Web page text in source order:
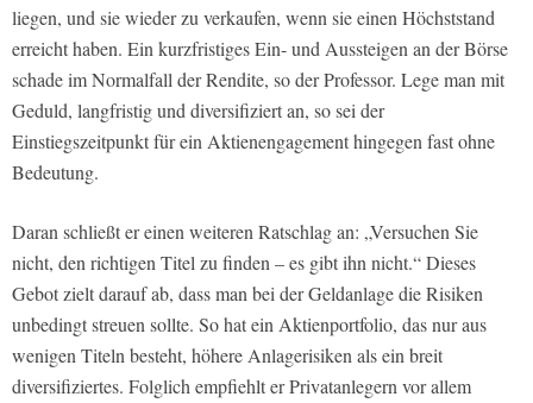
liegen, und sie wieder zu verkaufen, wenn sie einen Höchststand
erreicht haben. Ein kurzfristiges Ein- und Aussteigen an der Börse
schade im Normalfall der Rendite, so der Professor. Lege man mit
Geduld, langfristig und diversifiziert an, so sei der
Einstiegszeitpunkt für ein Aktienengagement hingegen fast ohne
Bedeutung.
Daran schließt er einen weiteren Ratschlag an: „Versuchen Sie
nicht, den richtigen Titel zu finden – es gibt ihn nicht.“ Dieses
Gebot zielt darauf ab, dass man bei der Geldanlage die Risiken
unbedingt streuen sollte. So hat ein Aktienportfolio, das nur aus
wenigen Titeln besteht, höhere Anlagerisiken als ein breit
diversifiziertes. Folglich empfiehlt er Privatanlegern vor allem